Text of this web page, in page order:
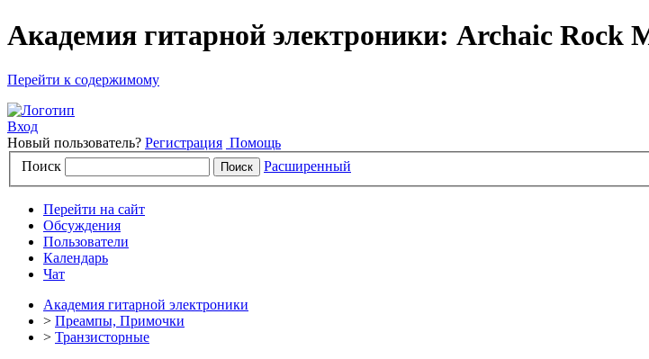
Академия гитарной электроники: Archaic Rock
Перейти к содержимому
Вход
Новый пользователь? Регистрация Помощь
Поиск
Расширенный
Перейти на сайт
Обсуждения
Пользователи
Календарь
Чат
Академия гитарной электроники
> Преампы, Примочки
> Транзисторные